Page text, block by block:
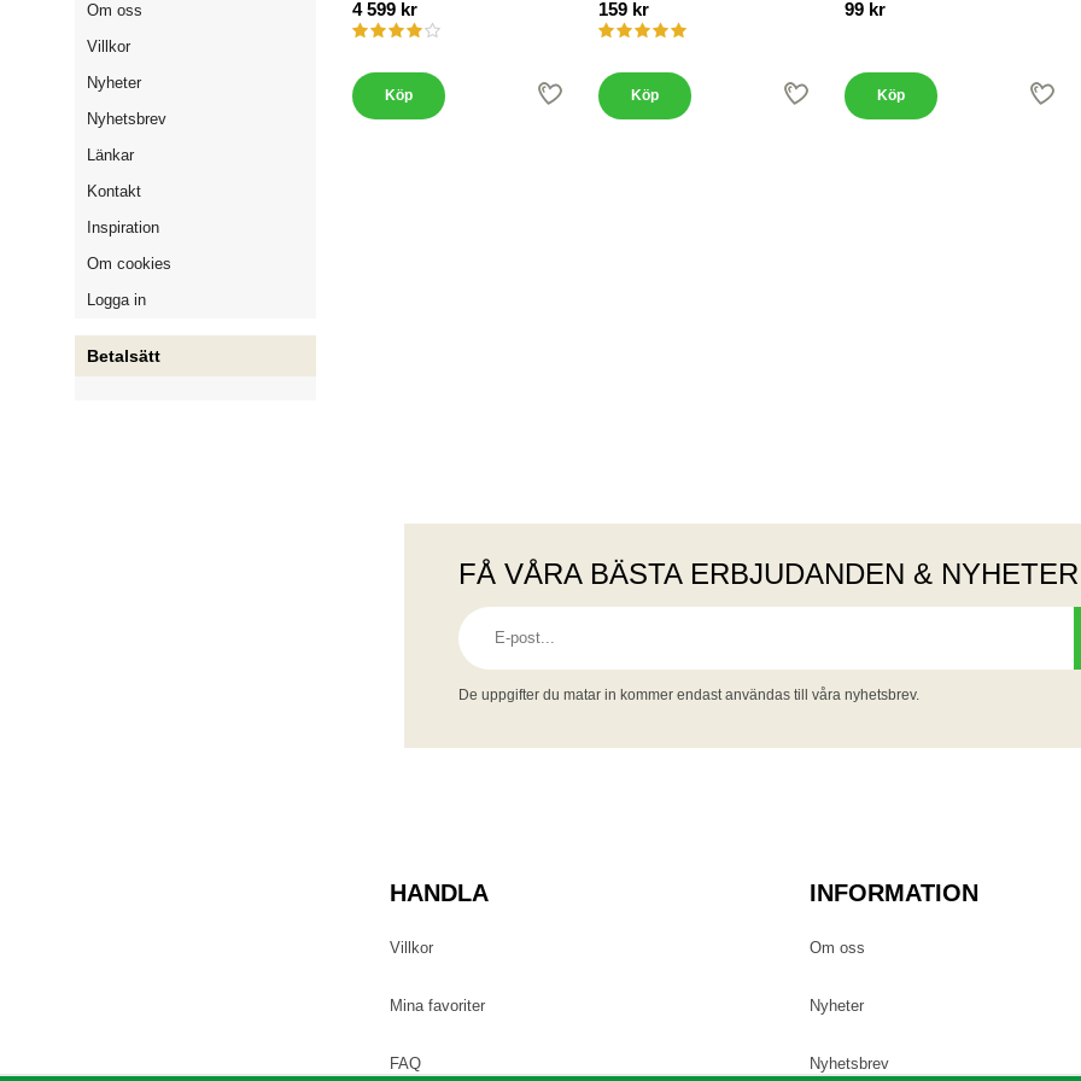
Om oss
Villkor
Nyheter
Nyhetsbrev
Länkar
Kontakt
Inspiration
Om cookies
Logga in
Betalsätt
4 599 kr
Köp
159 kr
Köp
99 kr
Köp
FÅ VÅRA BÄSTA ERBJUDANDEN & NYHETER
De uppgifter du matar in kommer endast användas till våra nyhetsbrev.
HANDLA
Villkor
Mina favoriter
FAQ
INFORMATION
Om oss
Nyheter
Nyhetsbrev